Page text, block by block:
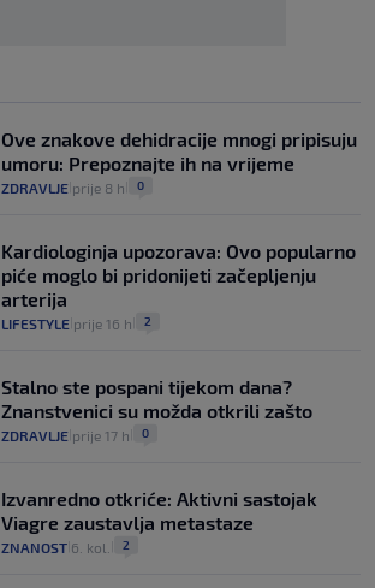
Ove znakove dehidracije mnogi pripisuju
umoru: Prepoznajte ih na vrijeme
ZDRAVLJE prije 8 h 0
Kardiologinja upozorava: Ovo popularno
piće moglo bi pridonijeti začepljenju
arterija
LIFESTYLE prije 16 h 2
Stalno ste pospani tijekom dana?
Znanstvenici su možda otkrili zašto
ZDRAVLJE prije 17 h 0
Izvanredno otkriće: Aktivni sastojak
Viagre zaustavlja metastaze
ZNANOST 6. kol. 2